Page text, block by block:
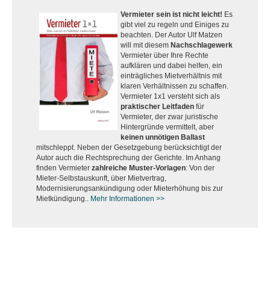
Vermieter sein ist nicht leicht! Es
gibt viel zu regeln und Einiges zu
beachten. Der Autor Ulf Matzen
will mit diesem Nachschlagewerk
Vermieter über Ihre Rechte
aufklären und dabei helfen, ein
einträgliches Mietverhältnis mit
klaren Verhältnissen zu schaffen.
Vermieter 1x1 versteht sich als
praktischer Leitfaden für
Vermieter, der zwar juristische
Hintergründe vermittelt, aber
keinen unnötigen Ballast
mitschleppt. Neben der Gesetzgebung berücksichtigt der
Autor auch die Rechtsprechung der Gerichte. Im Anhang
finden Vermieter zahlreiche Muster-Vorlagen: Von der
Mieter-Selbstauskunft, über Mietvertrag,
Modernisierungsankündigung oder Mieterhöhung bis zur
Mietkündigung.. Mehr Informationen >>